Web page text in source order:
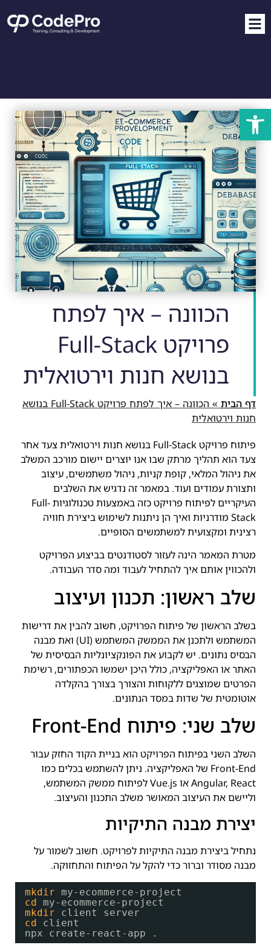
פתח סרגל נגישות
הכוונה – איך לפתח
פרויקט Full-Stack
בנושא חנות וירטואלית
דף הבית »
הכוונה – איך לפתח פרויקט Full-Stack בנושא
חנות וירטואלית
פיתוח פרויקט Full-Stack בנושא חנות וירטואלית צעד אחר
צעד הוא תהליך מרתק שבו אנו יוצרים יישום מורכב המשלב
את ניהול המלאי, קופת קניות, ניהול משתמשים, עיצוב
ותצורת עמודים ועוד. במאמר זה נדגיש את השלבים
העיקריים לפיתוח פרויקט כזה באמצעות טכנולוגיות Full-
Stack מודרניות ואיך הן ניתנות לשימוש ביצירת חוויה
רצינית ומקצועית למשתמשים הסופיים.
מטרת המאמר הינה לעזור לסטודנטים בביצוע הפרויקט
ולהכווין אותם איך להתחיל לעבוד ומה סדר העבודה.
שלב ראשון: תכנון ועיצוב
בשלב הראשון של פיתוח הפרויקט, חשוב להבין את דרישות
המשתמש ולתכנן את הממשק המשתמש (UI) ואת מבנה
הבסיס נתונים. יש לקבוע את הפונקציונליות הבסיסית של
האתר או האפליקציה, כולל היכן ישמשו הכפתורים, רשימת
הפרטים שמוצגים ללקוחות והצורך בצורך בהקלדה
אוטומטית של שדות במסד הנתונים.
שלב שני: פיתוח Front-End
השלב השני בפיתוח הפרויקט הוא בניית הקוד החזק עבור
Front-End של האפליקציה. ניתן להשתמש בכלים כמו
Angular, React או Vue.js לפיתוח ממשק המשתמש,
וליישם את העיצוב המאושר משלב התכנון והעיצוב.
יצירת מבנה התיקיות
נתחיל ביצירת מבנה התיקיות לפרויקט. חשוב לשמור על
מבנה מסודר וברור כדי להקל על הפיתוח והתחזוקה.
mkdir
my-ecommerce-project
cd
my-ecommerce-project
mkdir
client server
cd
client
npx create-react-app .